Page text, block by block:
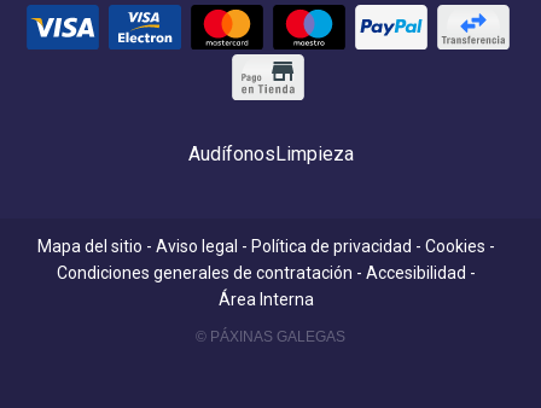
AudífonosLimpieza
Mapa del sitio - Aviso legal - Política de privacidad - Cookies -
Condiciones generales de contratación - Accesibilidad -
Área Interna
© PÁXINAS GALEGAS